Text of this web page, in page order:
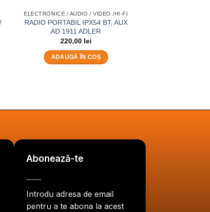
ELECTRONICE / AUDIO / VIDEO /HI-FI
RADIO PORTABIL IPX54 BT, AUX
AD 1911 ADLER
220,00 lei
ADAUGĂ ÎN COȘ
Abonează-te
Introdu adresa de email
pentru a te abona la acest